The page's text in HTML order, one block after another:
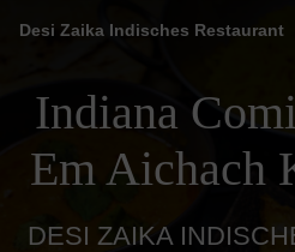
Desi Zaika Indisches Restaurant
Indiana
Em Aichach
DESI ZAIKA